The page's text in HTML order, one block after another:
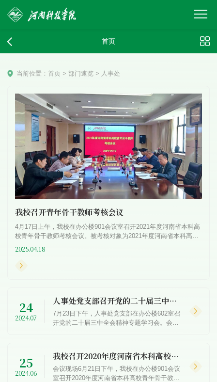
首页
当前位置：首页 > 部门速览 > 人事处
我校召开青年骨干教师考核会议
4月17日上午，我校在办公楼901会议室召开2021年度河南省本科高
校青年骨干教师考核会议。被考核对象为2021年度河南省本科高校
表...
2025.04.18
24
2024.07
人事处党支部召开党的二十届三中全会精神专题学习会
7月23日下午，人事处党支部在办公楼602室召
开党的二十届三中全会精神专题学习会。会议
25
2024.06
我校召开2020年度河南省本科高校青年骨干教师考核会议
会议现场6月21日下午，我校在办公楼901会议
室召开2020年度河南省本科高校青年骨干教师